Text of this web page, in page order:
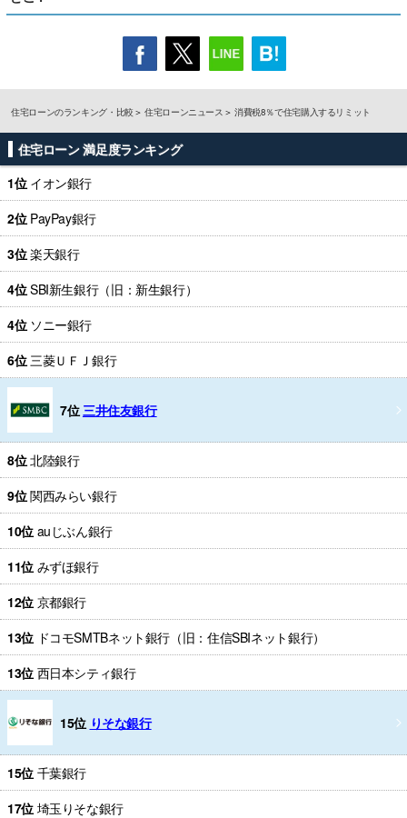
住宅ローンのランキング・比較 住宅ローンニュース 消費税8％で住宅購入するリミット
住宅ローン 満足度ランキング
1位 イオン銀行
2位 PayPay銀行
3位楽天銀行
4位SBI新生銀行（旧：新生銀行）
4位 ソニー銀行
6位 三菱ＵＦＪ銀行
7位 三井住友銀行
8位北陸銀行
9位関西みらい銀行
10位 auじぶん銀行
11位 みずほ銀行
12位 京都銀行
13位 ドコモSMTBネット銀行（旧：住信SBIネット銀行）
13位 西日本シティ銀行
15位 りそな銀行
15位 千葉銀行
17位 埼玉りそな銀行